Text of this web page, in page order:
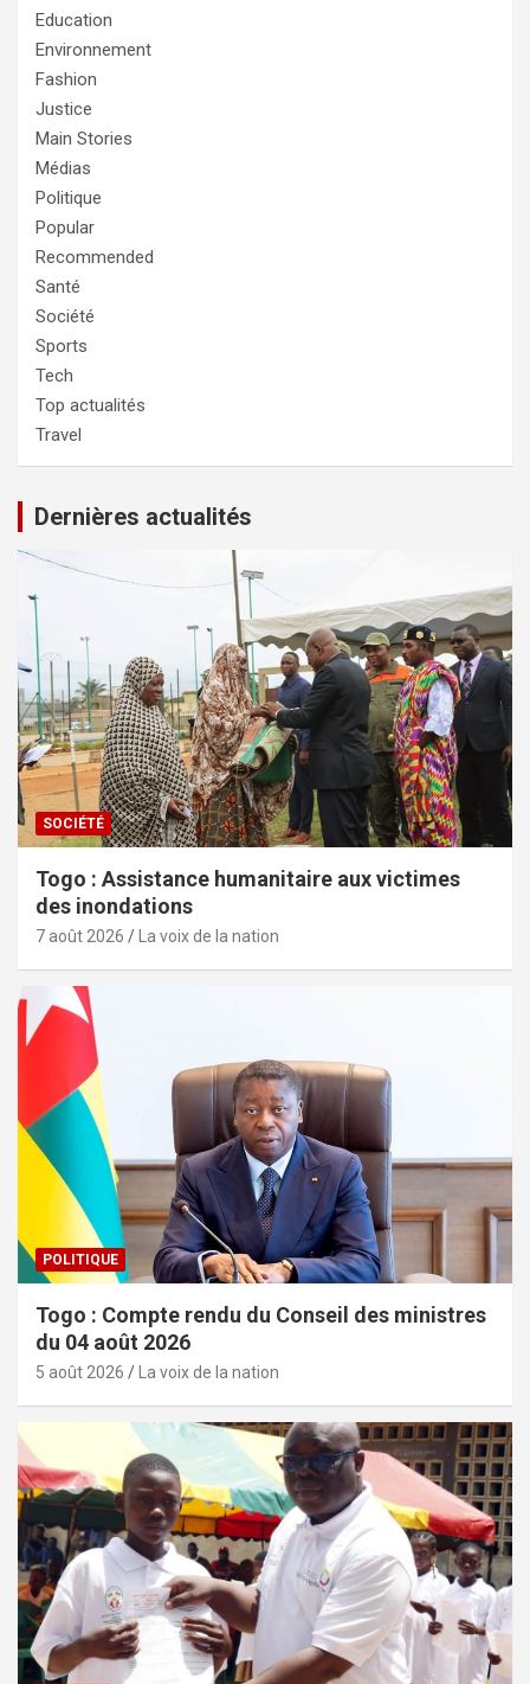
Education
Environnement
Fashion
Justice
Main Stories
Médias
Politique
Popular
Recommended
Santé
Société
Sports
Tech
Top actualités
Travel
Dernières actualités
SOCIÉTÉ
Togo : Assistance humanitaire aux victimes
des inondations
7 août 2026 La voix de la nation
POLITIQUE
Togo : Compte rendu du Conseil des ministres
du 04 août 2026
5 août 2026 La voix de la nation